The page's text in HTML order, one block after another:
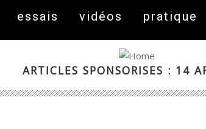
essais vidéos pratique
ARTICLES SPONSORISES : 14